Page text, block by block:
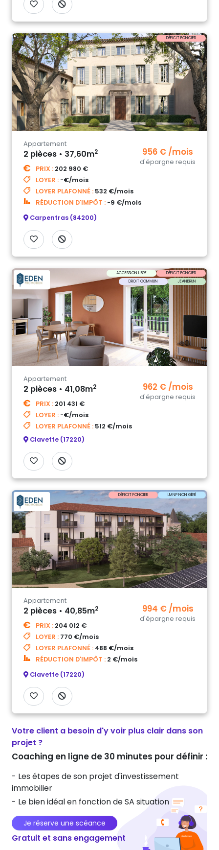
DÉFICIT FONCIER
956 € /mois
d'épargne requis
Appartement
2 pièces • 37,60m2
PRIX : 202 980 €
LOYER : -€/mois
LOYER PLAFONNÉ : 532 €/mois
RÉDUCTION D'IMPÔT : -9 €/mois
Carpentras (84200)
ACCESSION LIBRE
DÉFICIT FONCIER
DROIT COMMUN
JEANBRUN
962 € /mois
d'épargne requis
Appartement
2 pièces • 41,08m2
PRIX : 201 431 €
LOYER : -€/mois
LOYER PLAFONNÉ : 512 €/mois
Clavette (17220)
DÉFICIT FONCIER LMNP NON GÉRÉ
994 € /mois
d'épargne requis
Appartement
2 pièces • 40,85m2
PRIX : 204 012 €
LOYER : 770 €/mois
LOYER PLAFONNÉ : 488 €/mois
RÉDUCTION D'IMPÔT : 2 €/mois
Clavette (17220)
Votre client a besoin d'y voir plus clair dans son
projet ?
Coaching en ligne de 30 minutes pour définir :
- Les étapes de son projet d'investissement
immobilier
- Le bien idéal en fonction de SA situation
Je réserve une scéance
Gratuit et sans engagement